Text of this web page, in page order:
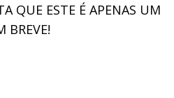
QUE ESTE É APENAS UM
BREVE!